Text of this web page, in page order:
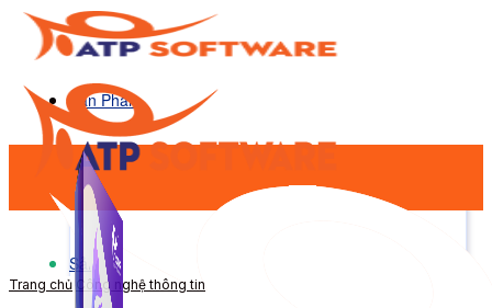
Sản Phẩm
Sản Phẩm
Trang chủ Công nghệ thông tin